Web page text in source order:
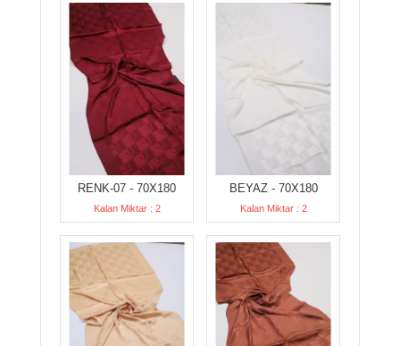
RENK-07 - 70X180
Kalan Miktar : 2
BEYAZ - 70X180
Kalan Miktar : 2